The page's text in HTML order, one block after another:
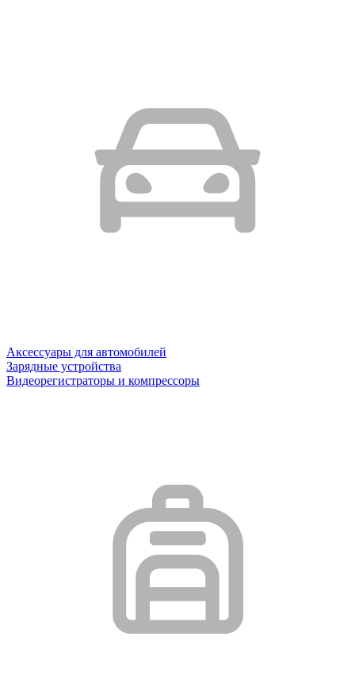
Аксессуары для автомобилей
Зарядные устройства
Видеорегистраторы и компрессоры